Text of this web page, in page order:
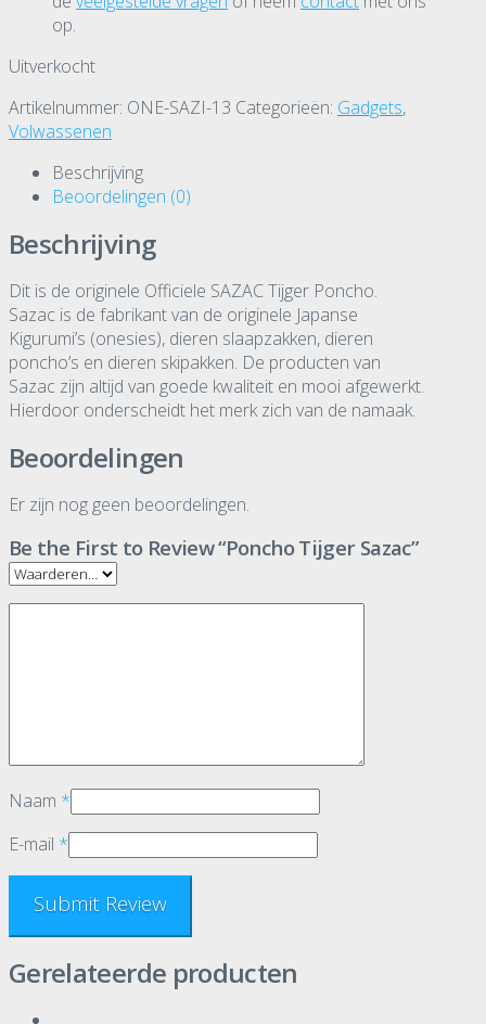
op.
Uitverkocht
Artikelnummer: ONE-SAZI-13 Categorieën: Gadgets,
Volwassenen
Beschrijving
Beoordelingen (0)
Beschrijving
Dit is de originele Officiele SAZAC Tijger Poncho.
Sazac is de fabrikant van de originele Japanse
Kigurumi’s (onesies), dieren slaapzakken, dieren
poncho’s en dieren skipakken. De producten van
Sazac zijn altijd van goede kwaliteit en mooi afgewerkt.
Hierdoor onderscheidt het merk zich van de namaak.
Beoordelingen
Er zijn nog geen beoordelingen.
Be the First to Review “Poncho Tijger Sazac”
Naam *
E-mail *
Gerelateerde producten